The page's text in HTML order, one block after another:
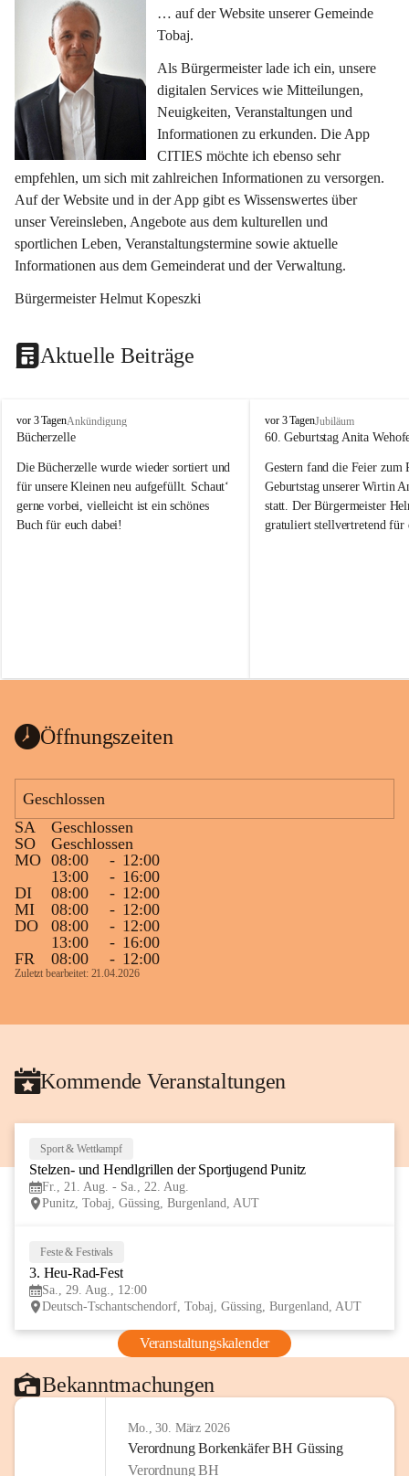
… auf der Website unserer Gemeinde
Tobaj.
Als Bürgermeister lade ich ein, unsere
digitalen Services wie Mitteilungen,
Neuigkeiten, Veranstaltungen und
Informationen zu erkunden. Die App
CITIES möchte ich ebenso sehr
empfehlen, um sich mit zahlreichen Informationen zu versorgen.
Auf der Website und in der App gibt es Wissenswertes über
unser Vereinsleben, Angebote aus dem kulturellen und
sportlichen Leben, Veranstaltungstermine sowie aktuelle
Informationen aus dem Gemeinderat und der Verwaltung.
Bürgermeister Helmut Kopeszki
Aktuelle Beiträge
T
o
a
j
vor 3 TagenAnkündigung
Bücherzelle
Die Bücherzelle wurde wieder sortiert und
für unsere Kleinen neu aufgefüllt. Schaut‘
gerne vorbei, vielleicht ist ein schönes
Buch für euch dabei!
Wanduhr (!) benutzt und musste
Das Gemeindeamt freut sich sehr über die
Spende >lesenswerter< Bücher und
vorsortiert in die Bücherzelle eingeräumt
werden können.
Gleichzeitig möchten wir uns bei all Jenen
sehr herzlich bedanken, die bereits viele
tolle Bücher spendiert haben.
T
o
a
j
vor 3 TagenJubiläum
60. Geburtstag Anita
Gestern fand die Feier zum
Geburtstag unserer Wirtin
statt. Der Bürgermeister
gratuliert stellvertretend für
Gesundheit, Gelassenheit
Öffnungszeiten
Geschlossen
SA
Geschlossen
SO
Geschlossen
MO 08:00 - 12:00
13:00
- 16:00
DI
08:00 - 12:00
MI
08:00 - 12:00
DO
08:00 - 12:00
13:00
- 16:00
FR
08:00 - 12:00
Zuletzt bearbeitet: 21.04.2026
Kommende Veranstaltungen
Sport & Wettkampf
Stelzen- und Hendlgrillen der Sportjugend Punitz
Fr., 21. Aug. - Sa., 22. Aug.
Punitz, Tobaj, Güssing, Burgenland, AUT
Feste & Festivals
3. Heu-Rad-Fest
Sa., 29. Aug., 12:00
Deutsch-Tschantschendorf, Tobaj, Güssing, Burgenland, AUT
Veranstaltungskalender
Bekanntmachungen
Mo., 30. März 2026
Verordnung Borkenkäfer BH Güssing
Verordnung BH